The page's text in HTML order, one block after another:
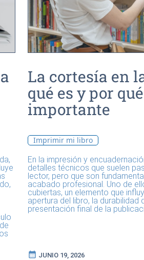
La cortesía en
qué es y por
importante
Imprimir mi libro
En la impresión y
detalles técnicos que suelen
lector, pero que son
acabado profesional. Uno de
cubiertas, un elemento que
apertura del libro, la durabilidad
presentación final de la
calendar_month JUNIO 19, 2026